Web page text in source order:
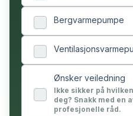
Bergvarmepumpe
Ønsker veiledning
Ikke sikker på
deg? Snakk med en
profesjonelle råd.